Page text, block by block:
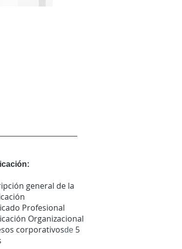
general de la
Profesional
Organizacional
corporativosde 5